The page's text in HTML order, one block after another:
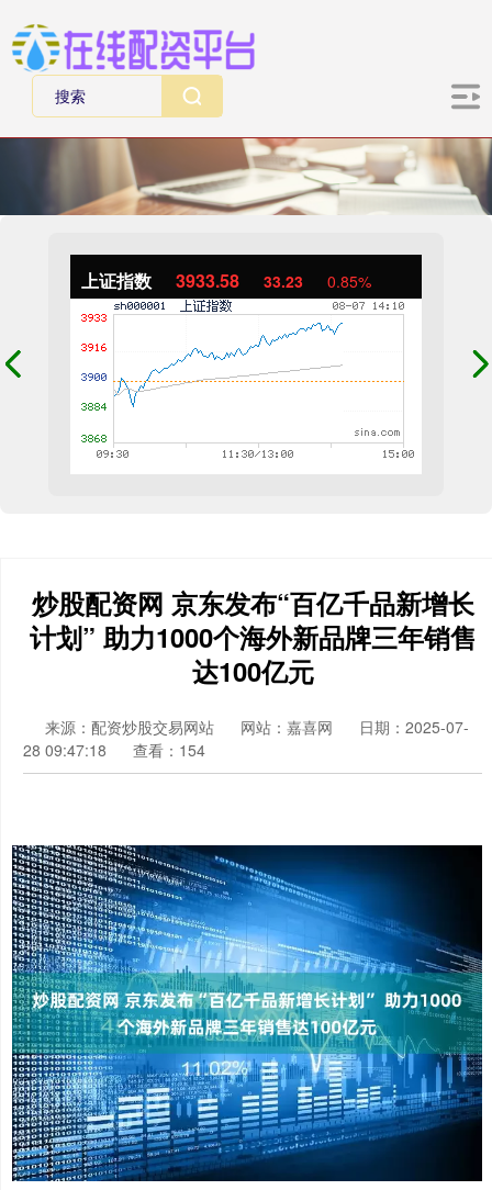
上证指数 3933.58 33.23 0.85%
炒股配资网 京东发布“百亿千品新增长
计划” 助力1000个海外新品牌三年销售
达100亿元
来源：配资炒股交易网站 网站：嘉喜网
日期：2025-07-
28 09:47:18
查看：154